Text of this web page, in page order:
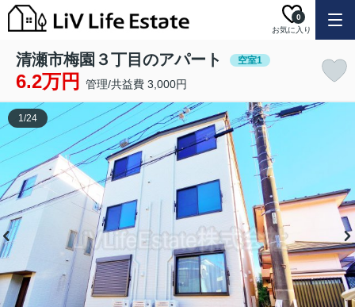
お気に入り
0
清瀬市梅園３丁目のアパート 空室1
6.2万円 管理/共益費 3,000円
1/24